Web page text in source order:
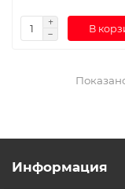
В
Информация